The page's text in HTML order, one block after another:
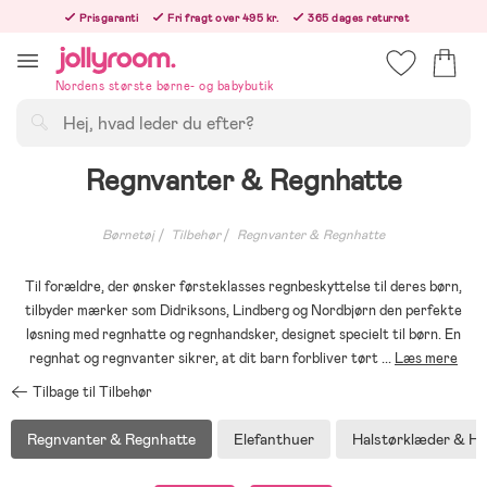
innehållet
Prisgaranti Fri fragt over 495 kr.
365 dages returret
Nordens største børne- og babybutik
Regnvanter & Regnhatte
Børnetøj Tilbehør Regnvanter & Regnhatte
Til forældre, der ønsker førsteklasses regnbeskyttelse til deres børn,
tilbyder mærker som Didriksons, Lindberg og Nordbjørn den perfekte
løsning med regnhatte og regnhandsker, designet specielt til børn. En
regnhat og regnvanter sikrer, at dit barn forbliver tørt... Læs mere
Tilbage til Tilbehør
Regnvanter & Regnhatte Elefanthuer Halstørklæder &